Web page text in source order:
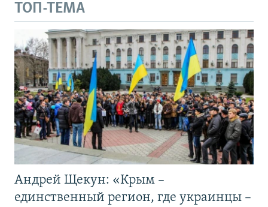
ТОП-ТЕМА
Андрей Щекун: «Крым –
единственный регион, где украинцы –